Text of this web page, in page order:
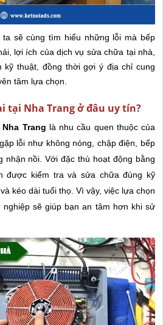
ta sẽ cùng tìm hiểu những lỗi mà bếp
lợi ích của dịch vụ sửa chữa tại nhà,
kỹ thuật, đồng thời gợi ý địa chỉ cung
tâm lựa chọn.
tại Nha Trang ở đâu uy tín?
Trang là nhu cầu quen thuộc của
lỗi như không nóng, chập điện, bếp
nhận nồi. Với đặc thù hoạt động bằng
được kiểm tra và sửa chữa đúng kỹ
kéo dài tuổi thọ. Vì vậy, việc lựa chọn
nghiệp sẽ giúp bạn an tâm hơn khi sử